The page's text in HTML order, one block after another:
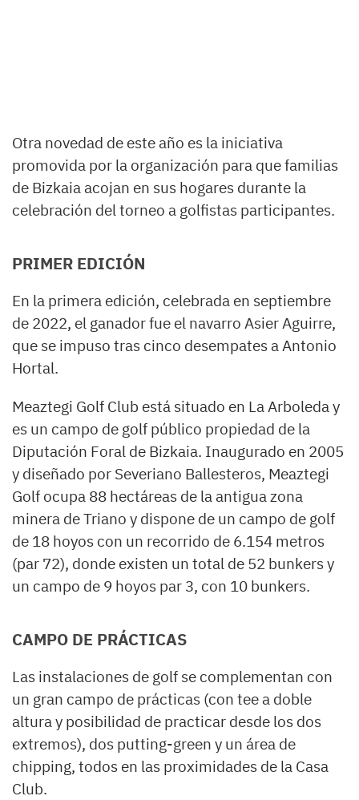
Otra novedad de este año es la iniciativa
promovida por la organización para que familias
de Bizkaia acojan en sus hogares durante la
celebración del torneo a golfistas participantes.
PRIMER EDICIÓN
En la primera edición, celebrada en septiembre
de 2022, el ganador fue el navarro Asier Aguirre,
que se impuso tras cinco desempates a Antonio
Hortal.
Meaztegi Golf Club está situado en La Arboleda y
es un campo de golf público propiedad de la
Diputación Foral de Bizkaia. Inaugurado en 2005
y diseñado por Severiano Ballesteros, Meaztegi
Golf ocupa 88 hectáreas de la antigua zona
minera de Triano y dispone de un campo de golf
de 18 hoyos con un recorrido de 6.154 metros
(par 72), donde existen un total de 52 bunkers y
un campo de 9 hoyos par 3, con 10 bunkers.
CAMPO DE PRÁCTICAS
Las instalaciones de golf se complementan con
un gran campo de prácticas (con tee a doble
altura y posibilidad de practicar desde los dos
extremos), dos putting-green y un área de
chipping, todos en las proximidades de la Casa
Club.